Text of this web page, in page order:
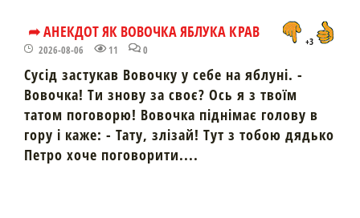
➦ АНЕКДОТ ЯК ВОВОЧКА ЯБЛУКА КРАВ
2026-08-06 11 0
+3
Сусід застукав Вовочку у себе на яблуні. -
Вовочка! Ти знову за своє? Ось я з твоїм
татом поговорю! Вовочка піднімає голову в
гору і каже: - Тату, злізай! Тут з тобою дядько
Петро хоче поговорити....